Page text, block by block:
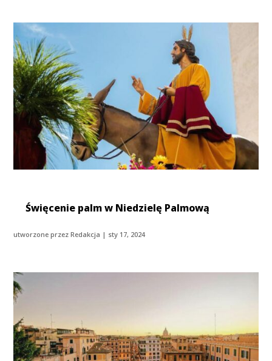
Święcenie palm w Niedzielę Palmową
utworzone przezRedakcja | sty 17, 2024